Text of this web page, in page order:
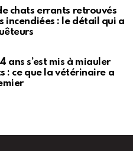
chats errants retrouvés
incendiées : le détail qui a
ans s’est mis à miauler
: ce que la vétérinaire a